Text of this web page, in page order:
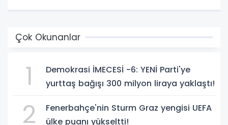
Çok Okunanlar
1
Demokrasi İMECESİ -6: YENİ Parti'ye
yurttaş bağışı 300 milyon liraya yaklaştı!
2
Fenerbahçe'nin Sturm Graz yengisi UEFA
ülke puanı yükseltti!